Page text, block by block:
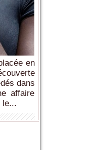
en
dans
affaire
le...